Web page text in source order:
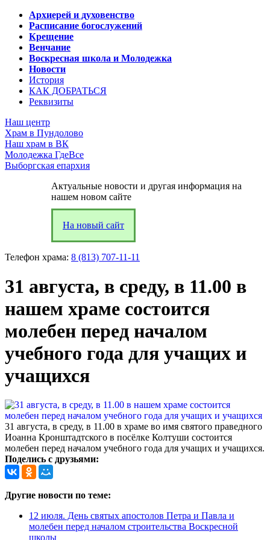
Архиерей и духовенство
Расписание богослужений
Крещение
Венчание
Воскресная школа и Молодежка
Новости
История
КАК ДОБРАТЬСЯ
Реквизиты
Наш центр
Храм в Пундолово
Наш храм в ВК
Молодежка ГдеВсе
Выборгская епархия
Актуальные новости и другая информация на
нашем новом сайте
На новый сайт
Телефон храма: 8 (813) 707-11-11
31 августа, в среду, в 11.00 в
нашем храме состоится
молебен перед началом
учебного года для учащих и
учащихся
31 августа, в среду, в 11.00 в храме во имя святого праведного
Иоанна Кронштадтского в посёлке Колтуши состоится
молебен перед началом учебного года для учащих и учащихся.
Поделись с друзьями:
Другие новости по теме:
12 июля. День святых апостолов Петра и Павла и
молебен перед началом строительства Воскресной
школы